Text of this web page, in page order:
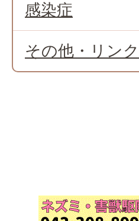
感染症
その他・リン